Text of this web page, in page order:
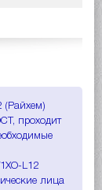
(Райхем)
проходит
L12
лица